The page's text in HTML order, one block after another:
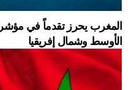
المغرب يحرز تقدماً في
الأوسط وشمال إفريقيا